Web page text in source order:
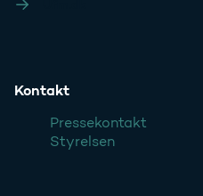
Kontakt
Pressekontakt
Styrelsen